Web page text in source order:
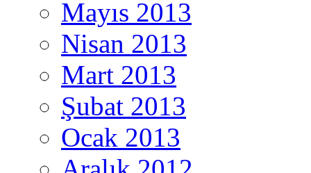
Mayıs 2013
Nisan 2013
Mart 2013
Şubat 2013
Ocak 2013